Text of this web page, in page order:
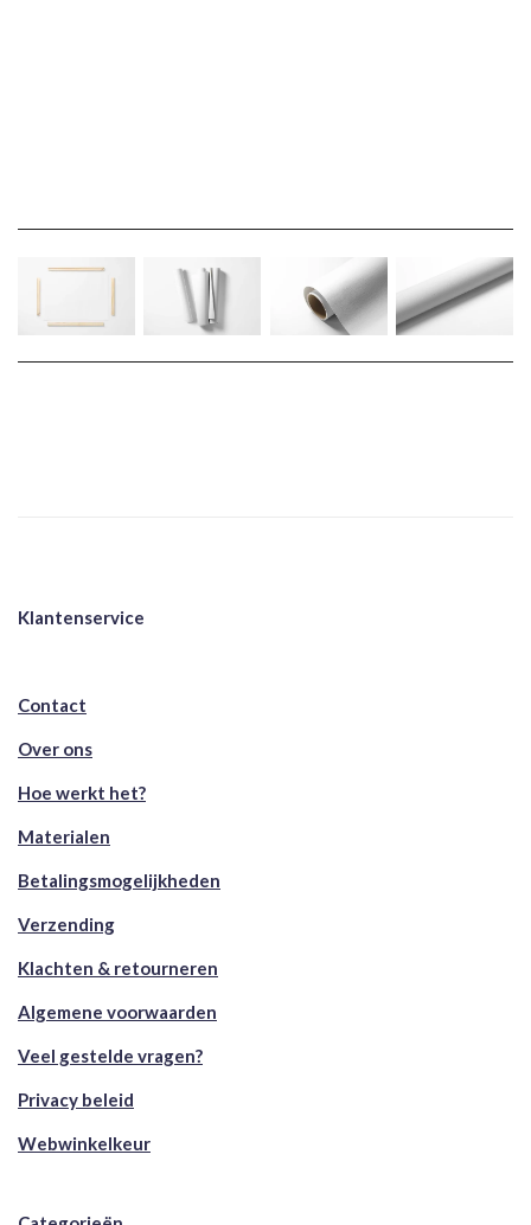
Klantenservice
Contact
Over ons
Hoe werkt het?
Materialen
Betalingsmogelijkheden
Verzending
Klachten & retourneren
Algemene voorwaarden
Veel gestelde vragen?
Privacy beleid
Webwinkelkeur